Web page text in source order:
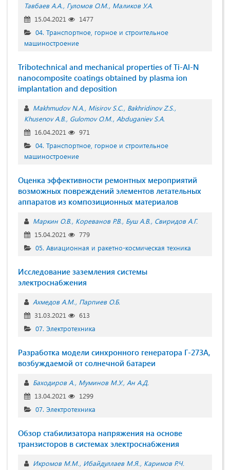
Тавбаев А.А. Гуломов О.М. Маликов У.А.
15.04.2021
1477
04. Транспортное, горное и строительное
машиностроение
Tribotechnical and mechanical properties of Ti-Al-N
nanocomposite coatings obtained by plasma ion
implantation and deposition
Makhmudov N.A. Misirov S.C. Bakhridinov Z.S.
Khusenov A.B. Gulomov O.M. Abduganiev S.A.
16.04.2021
971
04. Транспортное, горное и строительное
машиностроение
Оценка эффективности ремонтных мероприятий
возможных повреждений элементов летательных
аппаратов из композиционных материалов
Маркин О.В. Кореванов Р.В. Буш А.В. Свиридов А.Г.
15.04.2021
779
05. Авиационная и ракетно-космическая техника
Исследование заземления системы
электроснабжения
Ахмедов А.М. Парпиев О.Б.
31.03.2021
613
07. Электротехника
Разработка модели синхронного генератора Г-273А,
возбуждаемой от солнечной батареи
Баходиров А. Муминов М.У. Ан А.Д.
13.04.2021
1299
07. Электротехника
Обзор стабилизатора напряжения на основе
транзисторов в системах электроснабжения
Икромов М.М. Ибайдуллаев М.Я. Каримов Р.Ч.